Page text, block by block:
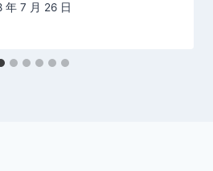
年 7 月 26 日